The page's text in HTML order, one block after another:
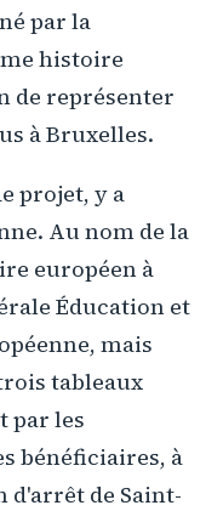
par la
histoire
de représenter
à Bruxelles.
projet, y a
Au nom de la
européen à
Éducation et
mais
tableaux
par les
bénéficiaires, à
d'arrêt de Saint-